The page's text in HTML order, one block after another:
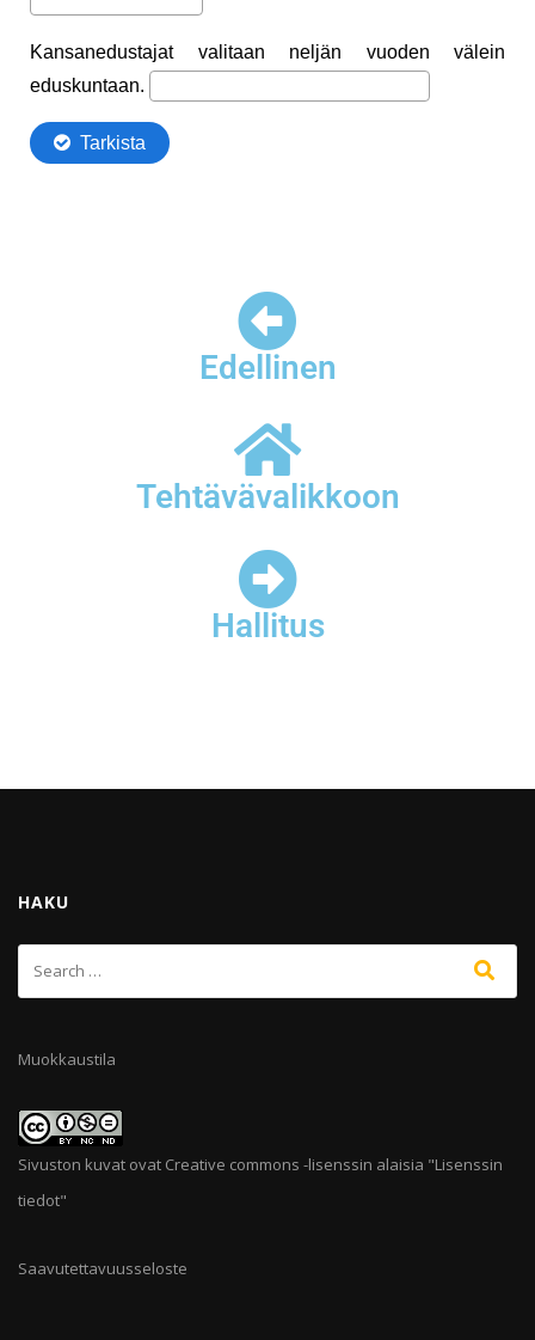
Edellinen
Tehtävävalikkoon
Hallitus
HAKU
Muokkaustila
Sivuston kuvat ovat Creative commons -lisenssin alaisia "Lisenssin
tiedot"
Saavutettavuusseloste